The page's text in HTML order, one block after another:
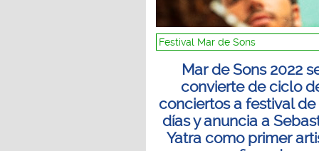
Festival Mar de Sons
Mar de Sons 2022
convierte de ciclo
conciertos a festival de
días y anuncia a
Yatra como primer